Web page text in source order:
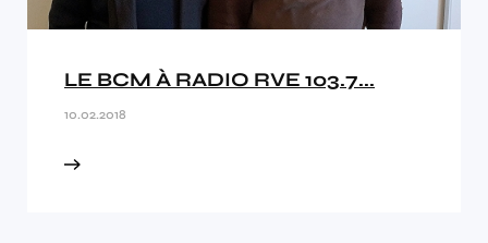
LE BCM À RADIO RVE 103.7...
10.02.2018